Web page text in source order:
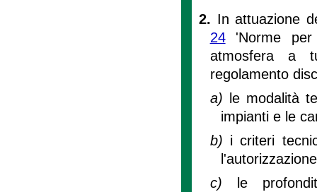
2. In attuazione
24'Norme per
atmosfera a
regolamento
a)
le modalità
impianti e le
b) i criteri
c)
le